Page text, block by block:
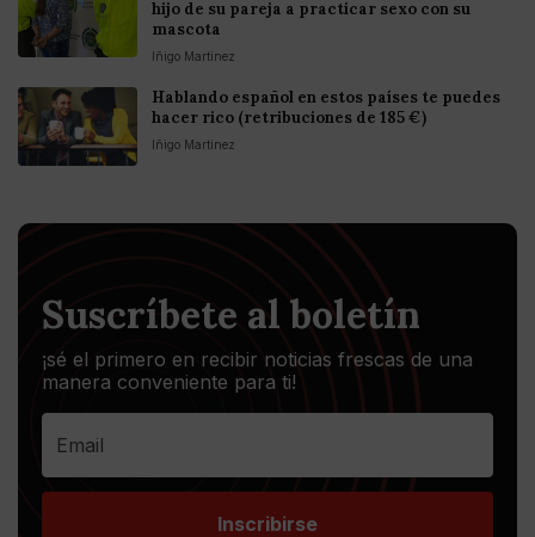
hijo de su pareja a practicar sexo con su
mascota
Iñigo Martinez
Hablando español en estos países te puedes
hacer rico (retribuciones de 185 €)
Iñigo Martinez
Suscríbete al boletín
¡sé el primero en recibir noticias frescas de una
manera conveniente para ti!
Inscribirse